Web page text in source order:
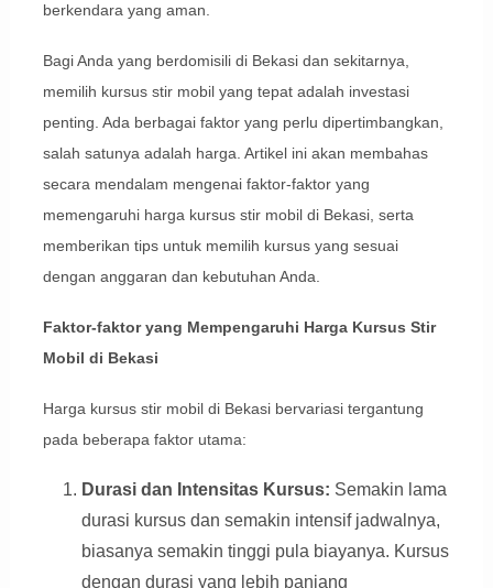
berkendara yang aman.
Bagi Anda yang berdomisili di Bekasi dan sekitarnya,
memilih kursus stir mobil yang tepat adalah investasi
penting. Ada berbagai faktor yang perlu dipertimbangkan,
salah satunya adalah harga. Artikel ini akan membahas
secara mendalam mengenai faktor-faktor yang
memengaruhi harga kursus stir mobil di Bekasi, serta
memberikan tips untuk memilih kursus yang sesuai
dengan anggaran dan kebutuhan Anda.
Faktor-faktor yang Mempengaruhi Harga Kursus Stir
Mobil di Bekasi
Harga kursus stir mobil di Bekasi bervariasi tergantung
pada beberapa faktor utama:
Durasi dan Intensitas Kursus: Semakin lama
durasi kursus dan semakin intensif jadwalnya,
biasanya semakin tinggi pula biayanya. Kursus
dengan durasi yang lebih panjang